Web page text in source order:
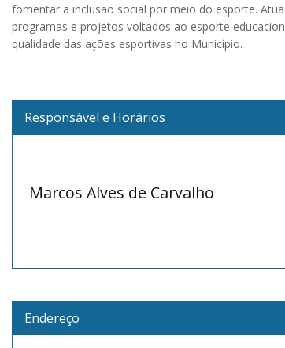
fomentar a inclusão social por meio do esporte.
programas e projetos voltados ao esporte
qualidade das ações esportivas no Município.
Responsável e Horários
Marcos Alves de Carvalho
Endereço